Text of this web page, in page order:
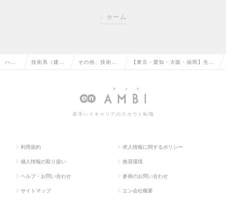
ホーム
ハイ 技術系（建 その他、技術系
土木・プラン
【東京・愛知・大阪・福岡】生産
など多数の施工実績で安定企業！
若手ハイキャリアのスカウト転職
利用規約 求人情報に関するポリシー
個人情報の取り扱い 推奨環境
ヘルプ・お問い合わせ 参画のお問い合わせ
サイトマップ エン会社概要